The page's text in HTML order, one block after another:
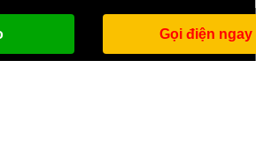
Gọi điện ngay